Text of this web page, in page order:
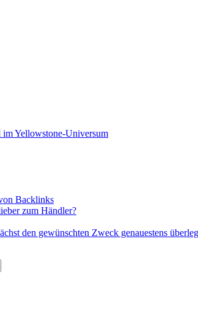
im Yellowstone-Universum
Backlinks
zum Händler?
den gewünschten Zweck genauestens